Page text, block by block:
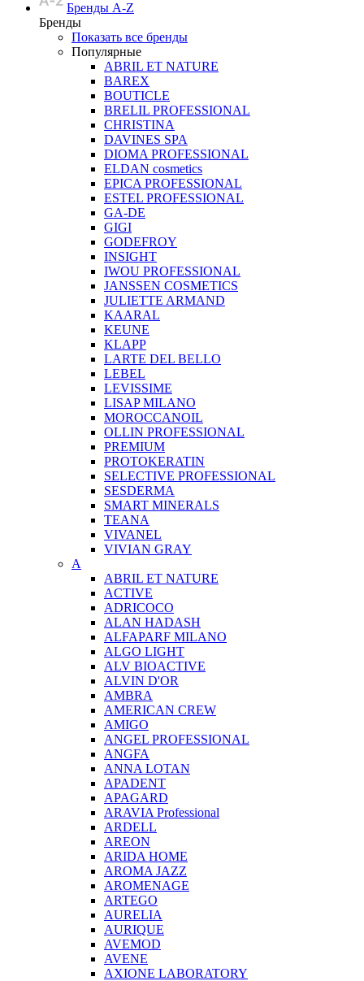
Бренды A-Z
Бренды
Показать все бренды
Популярные
ABRIL ET NATURE
BAREX
BOUTICLE
BRELIL PROFESSIONAL
CHRISTINA
DAVINES SPA
DIOMA PROFESSIONAL
ELDAN cosmetics
EPICA PROFESSIONAL
ESTEL PROFESSIONAL
GA-DE
GIGI
GODEFROY
INSIGHT
IWOU PROFESSIONAL
JANSSEN COSMETICS
JULIETTE ARMAND
KAARAL
KEUNE
KLAPP
LARTE DEL BELLO
LEBEL
LEVISSIME
LISAP MILANO
MOROCCANOIL
OLLIN PROFESSIONAL
PREMIUM
PROTOKERATIN
SELECTIVE PROFESSIONAL
SESDERMA
SMART MINERALS
TEANA
VIVANEL
VIVIAN GRAY
A
ABRIL ET NATURE
ACTIVE
ADRICOCO
ALAN HADASH
ALFAPARF MILANO
ALGO LIGHT
ALV BIOACTIVE
ALVIN D'OR
AMBRA
AMERICAN CREW
AMIGO
ANGEL PROFESSIONAL
ANGFA
ANNA LOTAN
APADENT
APAGARD
ARAVIA Professional
ARDELL
AREON
ARIDA HOME
AROMA JAZZ
AROMENAGE
ARTEGO
AURELIA
AURIQUE
AVEMOD
AVENE
AXIONE LABORATORY